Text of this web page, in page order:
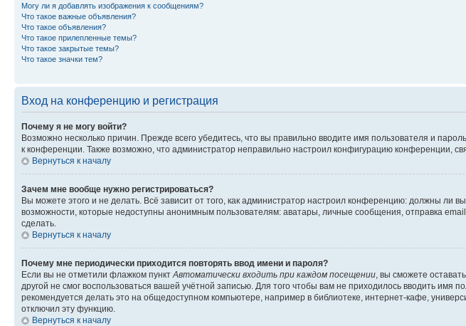
Могу ли я добавлять изображения к сообщениям?
Что такое важные объявления?
Что такое объявления?
Что такое прилепленные темы?
Что такое закрытые темы?
Что такое значки тем?
Вход на конференцию и регистрация
Почему я не могу войти?
Возможно несколько причин. Прежде всего убедитесь, что вы правильно вводите имя пользователя и
к конференции. Также возможно, что администратор неправильно настроил конфигурацию конференции,
Вернуться к началу
Зачем мне вообще нужно регистрироваться?
Вы можете этого и не делать. Всё зависит от того, как администратор настроил конференцию: должны
возможности, которые недоступны анонимным пользователям: аватары, личные сообщения, отправка
сделать.
Вернуться к началу
Почему мне периодически приходится повторять ввод имени и пароля?
Если вы не отметили флажком пункт Автоматически входить при каждом посещении , вы сможете
другой не смог воспользоваться вашей учётной записью. Для того чтобы вам не приходилось вводить
рекомендуется делать это на общедоступном компьютере, например в библиотеке, интернет-кафе,
отключил эту функцию.
Вернуться к началу